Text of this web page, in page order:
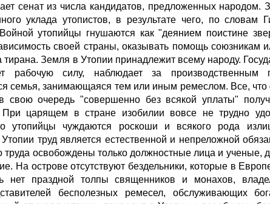
сенат из числа кандидатов, предложенных народом.
уклада утопистов, в результате чего, по словам
утопийцы гнушаются как "деянием поистине
своей страны, оказывать помощь союзникам
тирана. Земля в Утопии принадлежит всему народу.
рабочую силу, наблюдает за производственным
семья, занимающаяся тем или иным ремеслом. Все, что
в свою очередь "совершенно без всякой уплаты"
царящем в стране изобилии вовсе не трудно
утопийцы чуждаются роскоши и всякого рода
труд является естественной и непреложной
труда освобождены только должностные лица и ученые,
На острове отсутствуют бездельники, которые в
нет праздной толпы священников и монахов,
бесполезных ремесел, обслуживающих